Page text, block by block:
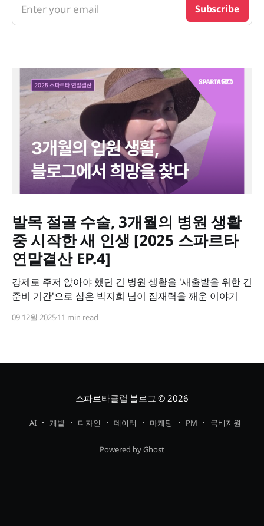
Enter your email Subscribe
발목 절골 수술, 3개월의 병원 생활
중 시작한 새 인생 [2025 스파르타
연말결산 EP.4]
강제로 주저 앉아야 했던 긴 병원 생활을 '새출발을 위한 긴
준비 기간'으로 삼은 박지희 님이 잠재력을 깨운 이야기
09 12월 202511 min read
스파르타클럽 블로그 © 2026
AI 개발 디자인 데이터 마케팅 PM 국비지원
Powered by Ghost